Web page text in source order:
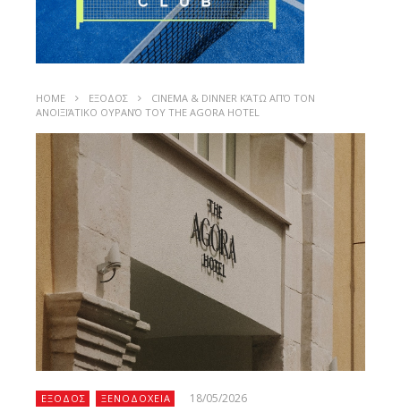
HOME ΕΞΟΔΟΣ
CINEMA & DINNER ΚΆΤΩ ΑΠΌ ΤΟΝ
ΑΝΟΙΞΙΆΤΙΚΟ ΟΥΡΑΝΌ ΤΟΥ THE AGORA HOTEL
ΕΞΟΔΟΣ ΞΕΝΟΔΟΧΕΙΑ 18/05/2026